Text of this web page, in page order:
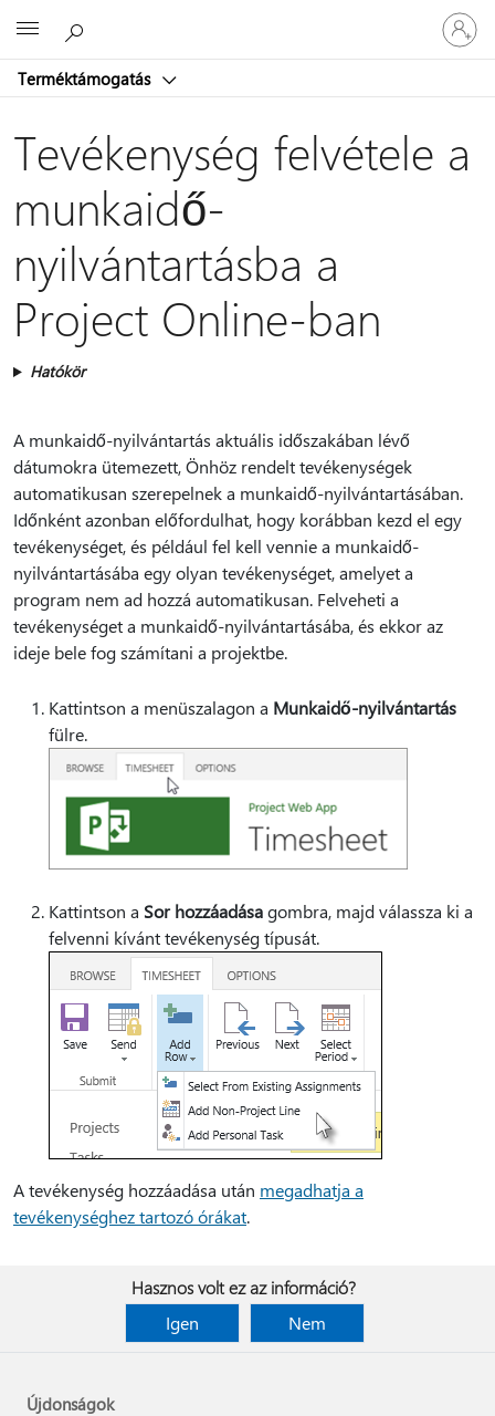
Terméktámogatás
be
a
Tevékenység felvétele a
munkaidő-
nyilvántartásba a
Project Online-ban
Hatókör
A munkaidő-nyilvántartás aktuális időszakában lévő
dátumokra ütemezett, Önhöz rendelt tevékenységek
automatikusan szerepelnek a munkaidő-nyilvántartásában.
Időnként azonban előfordulhat, hogy korábban kezd el egy
tevékenységet, és például fel kell vennie a munkaidő-
nyilvántartásába egy olyan tevékenységet, amelyet a
program nem ad hozzá automatikusan. Felveheti a
tevékenységet a munkaidő-nyilvántartásába, és ekkor az
ideje bele fog számítani a projektbe.
Kattintson a menüszalagon a Munkaidő-nyilvántartás
fülre.
Kattintson a Sor hozzáadásagombra, majd válassza ki a
felvenni kívánt tevékenység típusát.
A tevékenység hozzáadása után megadhatja a
tevékenységhez tartozó órákat.
Hasznos volt ez az információ?
Igen
Nem
Újdonságok